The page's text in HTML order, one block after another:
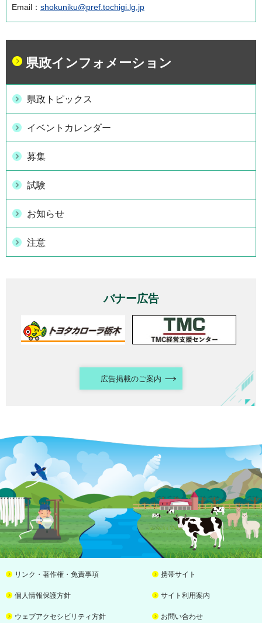
Email： shokuniku@pref.tochigi.lg.jp
県政インフォメーション
県政トピックス
イベントカレンダー
募集
試験
お知らせ
注意
バナー広告
広告掲載のご案内
リンク・著作権・免責事項 携帯サイト
個人情報保護方針 サイト利用案内
ウェブアクセシビリティ方針 お問い合わせ